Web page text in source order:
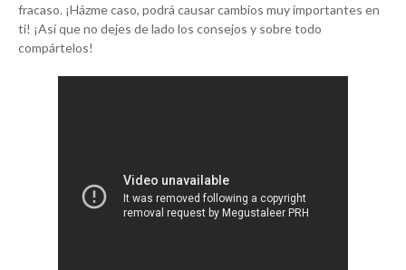
fracaso. ¡Házme caso, podrá causar cambios muy importantes en
ti! ¡Así que no dejes de lado los consejos y sobre todo
compártelos!